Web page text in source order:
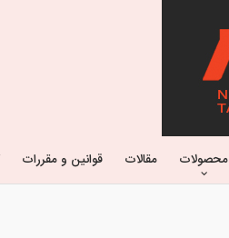
محصولات مقالات قوانین و مقررات